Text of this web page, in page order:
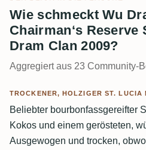
Wie schmeckt Wu
Chairman‘s
Dram Clan 2009?
Aggregiert aus 23 Community-
TROCKENER, HOLZIGER ST. LUCIA
Beliebter bourbonfassgereifter
Kokos und einem gerösteten,
Ausgewogen und trocken,